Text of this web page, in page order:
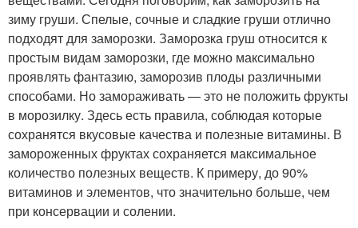
зиму груши. Спелые, сочные и сладкие груши отлично
подходят для заморозки. Заморозка груш относится к
простым видам заморозки, где можно максимально
проявлять фантазию, заморозив плоды различными
способами. Но замораживать — это не положить фрукты
в морозилку. Здесь есть правила, соблюдая которые
сохранятся вкусовые качества и полезные витамины. В
замороженных фруктах сохраняется максимальное
количество полезных веществ. К примеру, до 90%
витаминов и элементов, что значительно больше, чем
при консервации и солении.